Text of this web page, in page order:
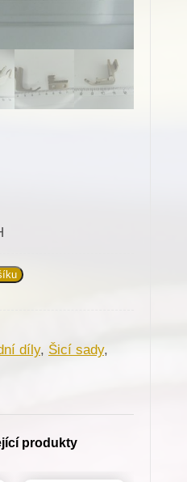
díly, Šicí sady,
produkty